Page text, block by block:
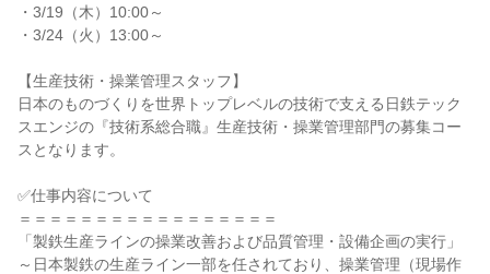
・3/19（木）10:00～
・3/24（火）13:00～
【生産技術・操業管理スタッフ】
日本のものづくりを世界トップレベルの技術で支える日鉄テック
スエンジの『技術系総合職』生産技術・操業管理部門の募集コー
スとなります。
✅仕事内容について
＝＝＝＝＝＝＝＝＝＝＝＝＝＝＝＝＝
「製鉄生産ラインの操業改善および品質管理・設備企画の実行」
～日本製鉄の生産ライン一部を任されており、操業管理（現場作